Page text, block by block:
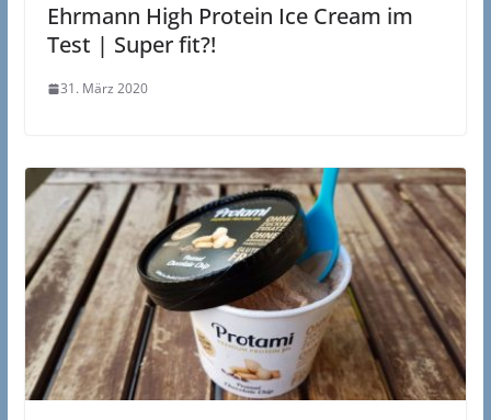
Ehrmann High Protein Ice Cream im
Test | Super fit?!
31. März 2020